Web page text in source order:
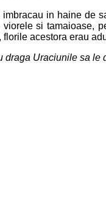
in haine de
si tamaioase,
acestora erau
draga Uraciunile sa le